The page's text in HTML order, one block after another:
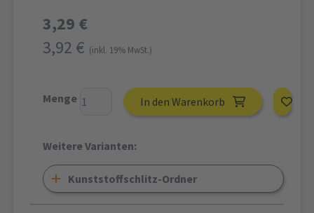
3,29 €
3,92 € (inkl. 19% MwSt.)
Menge In den Warenkorb
Weitere Varianten:
Kunststoffschlitz-Ordner